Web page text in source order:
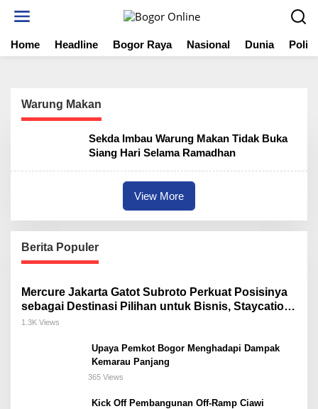
t
Home Headline Bogor Raya Nasional Dunia
Warung Makan
Sekda Imbau Warung Makan Tidak Buka
Siang Hari Selama Ramadhan
View More
Berita Populer
Mercure Jakarta Gatot Subroto Perkuat Posisinya
sebagai Destinasi Pilihan untuk Bisnis, Staycation,
Meeting, dan Kuliner di Jakarta Selatan
1.3K Views
Upaya Pemkot Bogor Menghadapi Dampak
Kemarau Panjang
365 Views
Kick Off Pembangunan Off-Ramp Ciawi